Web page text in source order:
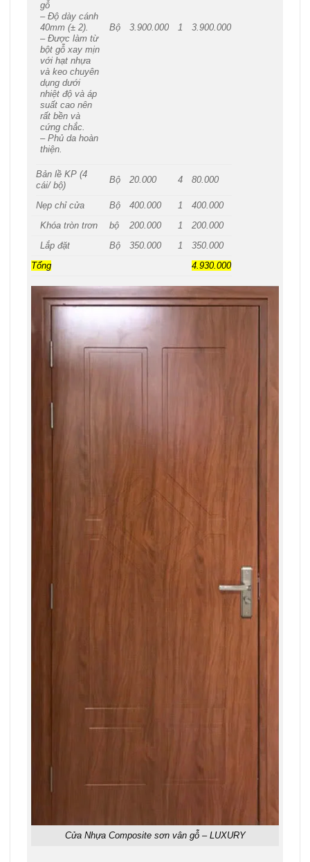
gỗ
– Độ dày cánh
40mm (± 2).
– Được làm từ
bột gỗ xay mịn
với hạt nhựa
và keo chuyên
dụng dưới
nhiệt độ và áp
suất cao nên
rất bền và
cứng chắc.
– Phủ da hoàn
thiện.
Bộ 3.900.000 1 3.900.000
Bản lề KP (4
cái/ bộ)
Bộ 20.000 4 80.000
Nẹp chỉ cửa Bộ 400.000 1
400.000
Khóa tròn trơn
bộ 200.000 1
200.000
Lắp đặt
Bộ 350.000 1
350.000
Tổng
4.930.000
Cửa Nhựa Composite sơn vân gỗ – LUXURY